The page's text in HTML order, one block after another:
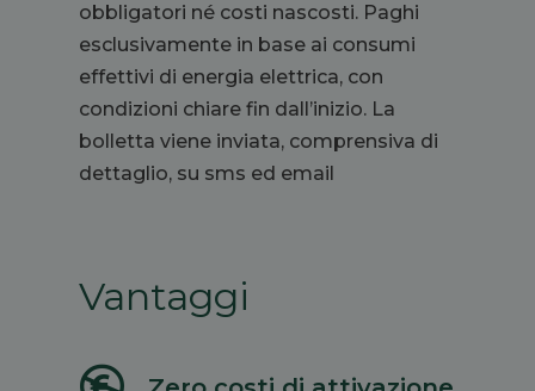
obbligatori né costi nascosti. Paghi
esclusivamente in base ai consumi
effettivi di energia elettrica, con
condizioni chiare fin dall’inizio. La
bolletta viene inviata, comprensiva di
dettaglio, su sms ed email
Vantaggi